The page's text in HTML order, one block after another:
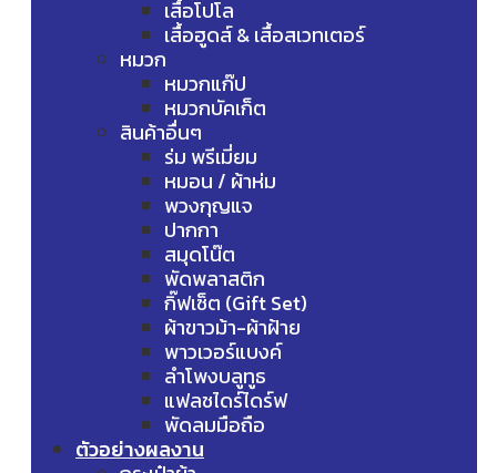
เสื้อโปโล
เสื้อฮูดส์ & เสื้อสเวทเตอร์
หมวก
หมวกแก๊ป
หมวกบัคเก็ต
สินค้าอื่นๆ
ร่ม พรีเมี่ยม
หมอน / ผ้าห่ม
พวงกุญแจ
ปากกา
สมุดโน๊ต
พัดพลาสติก
กิ๊ฟเซ็ต (Gift Set)
ผ้าขาวม้า-ผ้าฝ้าย
พาวเวอร์แบงค์
ลำโพงบลูทูธ
แฟลชไดร์ไดร์ฟ
พัดลมมือถือ
ตัวอย่างผลงาน